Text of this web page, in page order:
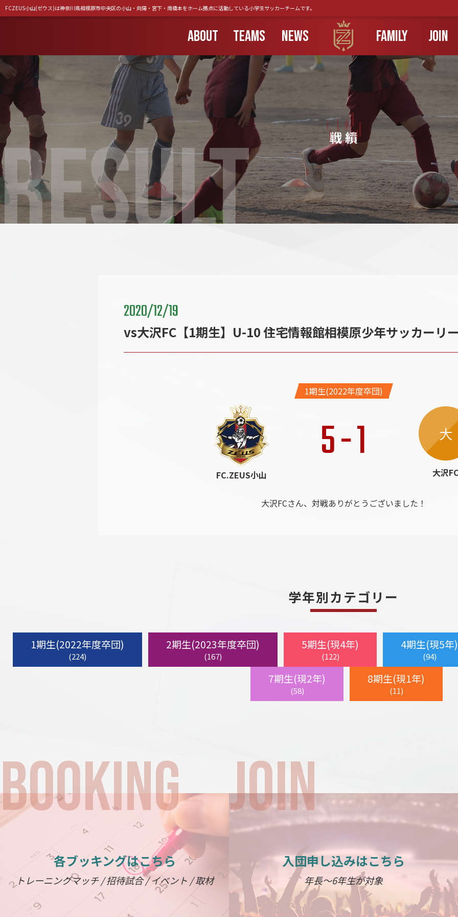
FCZEUS小山(ゼウス)は神奈川県相模原市中央区の小山・向陽・宮下・南橋本をホーム拠点に活動している小学生サッカーチームです。
ABOUT TEAMS NEWS FAMILY JOIN
戦 績
RESULT
2020/12/19
vs大沢FC【1期生】U-10 住宅情報館相模原少年サッカーリ
1期生(2022年度卒団)
FC.ZEUS小山
5-1 大
大沢
大沢FCさん、対戦ありがとうございました！
学年別カテゴリー
1期生(2022年度卒団)
(224)
2期生(2023年度卒団)
(167)
5期生(現4年)
(122)
4期生(現5年)
(94)
7期生(現2年)
(58)
8期生(現1年)
(11)
各ブッキングはこちら
トレーニングマッチ / 招待試合 / イベント / 取材
入団申し込みはこちら
年長～6年生が対象